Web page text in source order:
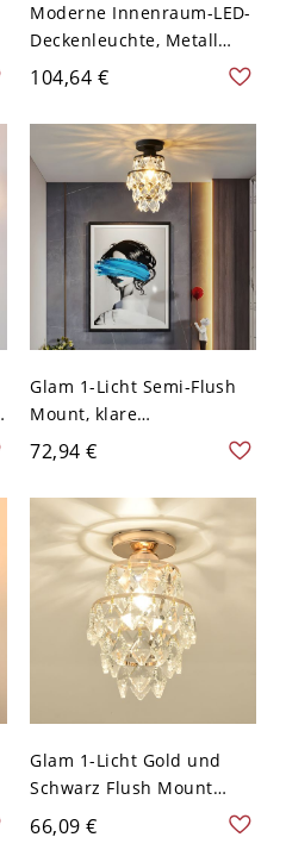
Moderne Innenraum-LED-
Deckenleuchte, Metall
und Acryl-Flushmount in
Braun - 110V-120V 4
Weißlicht
104,64 €
Glam 1-Licht Semi-Flush
Mount, klare
Glasabdeckung Semi-
Gold - Schwarz 110V-120V
Konisch
72,94 €
Glam 1-Licht Gold und
Schwarz Flush Mount
Licht mit klarem
Glasschirm - 110V-120V
66,09 €